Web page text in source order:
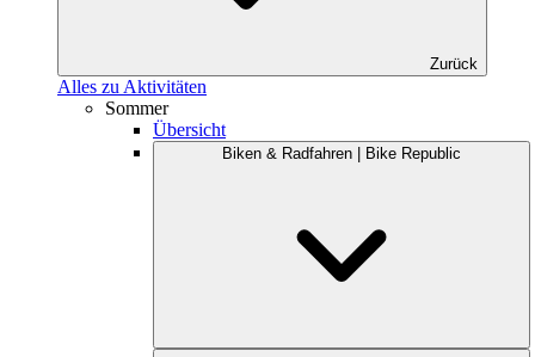
Zurück
Alles zu Aktivitäten
Sommer
Übersicht
Biken & Radfahren | Bike Republic